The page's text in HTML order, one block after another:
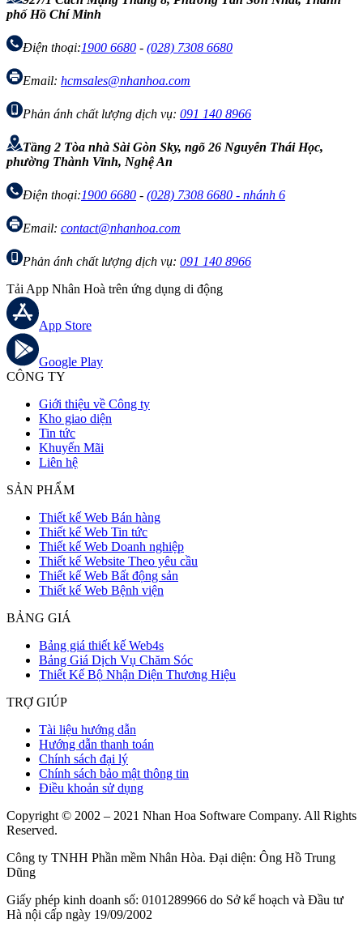
phố Hồ Chí Minh
Điện thoại:1900 6680 - (028) 7308 6680
Email: hcmsales@nhanhoa.com
Phản ánh chất lượng dịch vụ: 091 140 8966
Tầng 2 Tòa nhà Sài Gòn Sky, ngõ 26 Nguyễn Thái Học,
phường Thành Vinh, Nghệ An
Điện thoại:1900 6680 - (028) 7308 6680 - nhánh 6
Email: contact@nhanhoa.com
Phản ánh chất lượng dịch vụ: 091 140 8966
Tải App Nhân Hoà trên ứng dụng di động
App Store
Google Play
CÔNG TY
Giới thiệu về Công ty
Kho giao diện
Tin tức
Khuyến Mãi
Liên hệ
SẢN PHẨM
Thiết kế Web Bán hàng
Thiết kế Web Tin tức
Thiết kế Web Doanh nghiệp
Thiết kế Website Theo yêu cầu
Thiết kế Web Bất động sản
Thiết kế Web Bệnh viện
BẢNG GIÁ
Bảng giá thiết kế Web4s
Bảng Giá Dịch Vụ Chăm Sóc
Thiết Kế Bộ Nhận Diện Thương Hiệu
TRỢ GIÚP
Tài liệu hướng dẫn
Hướng dẫn thanh toán
Chính sách đại lý
Chính sách bảo mật thông tin
Điều khoản sử dụng
Copyright © 2002 – 2021 Nhan Hoa Software Company. All Rights
Reserved.
Công ty TNHH Phần mềm Nhân Hòa. Đại diện: Ông Hồ Trung
Dũng
Giấy phép kinh doanh số: 0101289966 do Sở kế hoạch và Đầu tư
Hà nội cấp ngày 19/09/2002